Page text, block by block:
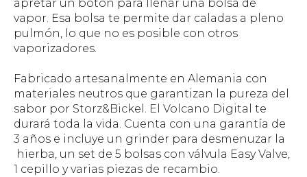
apretar un botón para llenar una bolsa de
vapor. Esa bolsa te permite dar caladas a pleno
pulmón, lo que no es posible con otros
vaporizadores.
Fabricado artesanalmente en Alemania con
materiales neutros que garantizan la pureza del
sabor por Storz&Bickel. El Volcano Digital te
durará toda la vida. Cuenta con una garantía de
3 años e incluye un grinder para desmenuzar la
hierba, un set de 5 bolsas con válvula Easy Valve,
1 cepillo y varias piezas de recambio.